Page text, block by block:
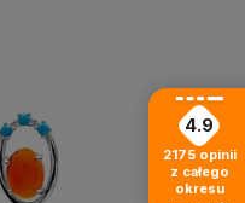
4.9
2175 opinii
z całego
okresu